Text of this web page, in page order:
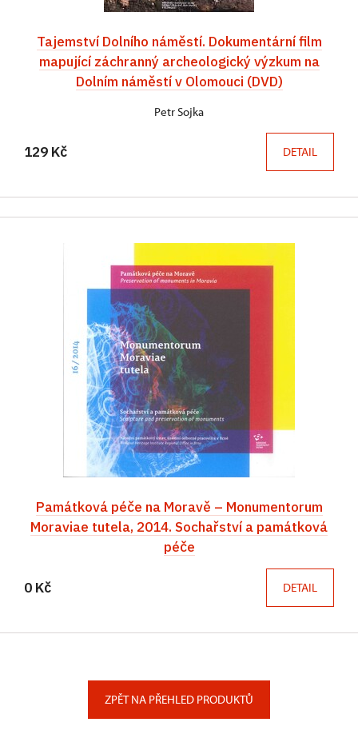
Tajemství Dolního náměstí. Dokumentární film
mapující záchranný archeologický výzkum na
Dolním náměstí v Olomouci (DVD)
Petr Sojka
129 Kč DETAIL
Památková péče na Moravě – Monumentorum
Moraviae tutela, 2014. Sochařství a památková
péče
0 Kč DETAIL
ZPĚT NA PŘEHLED PRODUKTŮ